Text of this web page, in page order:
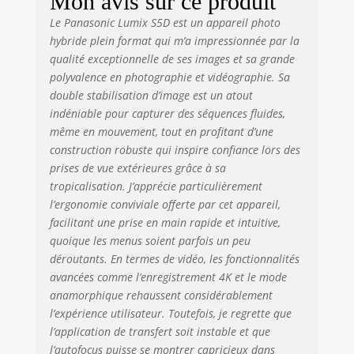
PRÉCIS ET
INTELLIGENT : mise
au point ultra
rapide sur les
yeux, visages et
animaux, de près
comme de loin
ERGONOMIE
OPTIMISÉE : un
boîtier plein format
ultra compact et
léger, résistant et
tropicalisée, avec
écran tactile
orientable et une
autonomie de 1500
images
Le Panasonic Lumix S5D est un appareil photo
hybride plein format qui m’a impressionnée par la
qualité exceptionnelle de ses images et sa grande
polyvalence en photographie et vidéographie. Sa
double stabilisation d’image est un atout
indéniable pour capturer des séquences fluides,
même en mouvement, tout en profitant d’une
construction robuste qui inspire confiance lors des
prises de vue extérieures grâce à sa
tropicalisation. J’apprécie particulièrement
l’ergonomie conviviale offerte par cet appareil,
facilitant une prise en main rapide et intuitive,
quoique les menus soient parfois un peu
déroutants. En termes de vidéo, les fonctionnalités
avancées comme l’enregistrement 4K et le mode
anamorphique rehaussent considérablement
l’expérience utilisateur. Toutefois, je regrette que
l’application de transfert soit instable et que
l’autofocus puisse se montrer capricieux dans